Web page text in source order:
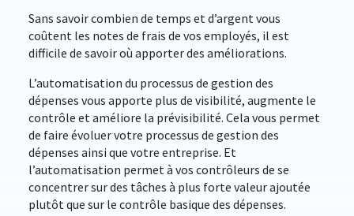
Sans savoir combien de temps et d’argent vous
coûtent les notes de frais de vos employés, il est
difficile de savoir où apporter des améliorations.
L’automatisation du processus de gestion des
dépenses vous apporte plus de visibilité, augmente le
contrôle et améliore la prévisibilité. Cela vous permet
de faire évoluer votre processus de gestion des
dépenses ainsi que votre entreprise. Et
l’automatisation permet à vos contrôleurs de se
concentrer sur des tâches à plus forte valeur ajoutée
plutôt que sur le contrôle basique des dépenses.